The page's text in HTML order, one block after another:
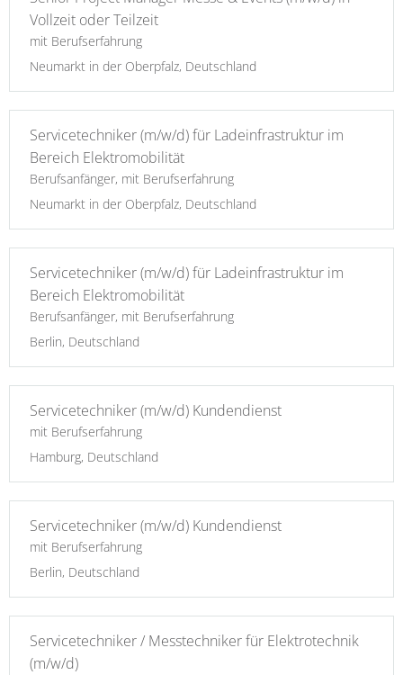
Vollzeit oder Teilzeit
mit Berufserfahrung
Neumarkt in der Oberpfalz, Deutschland
Servicetechniker (m/w/d) für Ladeinfrastruktur im
Bereich Elektromobilität
Berufsanfänger, mit Berufserfahrung
Neumarkt in der Oberpfalz, Deutschland
Servicetechniker (m/w/d) für Ladeinfrastruktur im
Bereich Elektromobilität
Berufsanfänger, mit Berufserfahrung
Berlin, Deutschland
Servicetechniker (m/w/d) Kundendienst
mit Berufserfahrung
Hamburg, Deutschland
Servicetechniker (m/w/d) Kundendienst
mit Berufserfahrung
Berlin, Deutschland
Servicetechniker / Messtechniker für Elektrotechnik
(m/w/d)